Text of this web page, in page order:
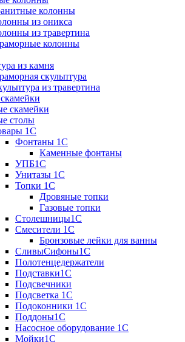
колонны
из оникса
из травертина
колонны
из камня
скульптура
из травертина
скамейки
столы
1C
Фонтаны 1C
Каменные фонтаны
УПБ1С
Унитазы 1С
Топки 1С
Дровяные топки
Газовые топки
Столешницы1С
Смесители 1С
Бронзовые лейки для ванны
СливыСифоны1С
Полотенцедержатели
Подставки1С
Подсвечники
Подсветка 1С
Подоконники 1С
Поддоны1С
Насосное оборудование 1С
Мойки1С